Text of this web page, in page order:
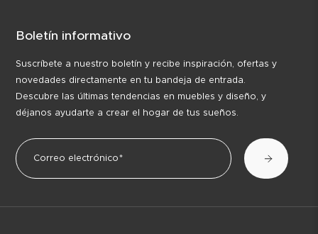
Boletín informativo
Suscríbete a nuestro boletín y recibe inspiración, ofertas y
novedades directamente en tu bandeja de entrada.
Descubre las últimas tendencias en muebles y diseño, y
déjanos ayudarte a crear el hogar de tus sueños.